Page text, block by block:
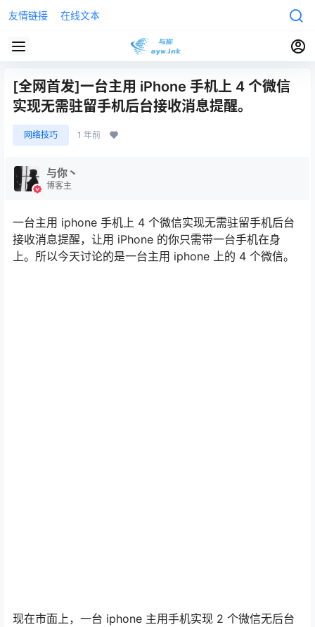
友情链接 在线文本
[全网首发]一台主用 iPhone 手机上 4 个微信
实现无需驻留手机后台接收消息提醒。
网络技巧 1 年前
与你丶
博客主
一台主用 iphone 手机上 4 个微信实现无需驻留手机后台
接收消息提醒，让用 iPhone 的你只需带一台手机在身
上。所以今天讨论的是一台主用 iphone 上的 4 个微信。
现在市面上，一台 iphone 主用手机实现 2 个微信无后台